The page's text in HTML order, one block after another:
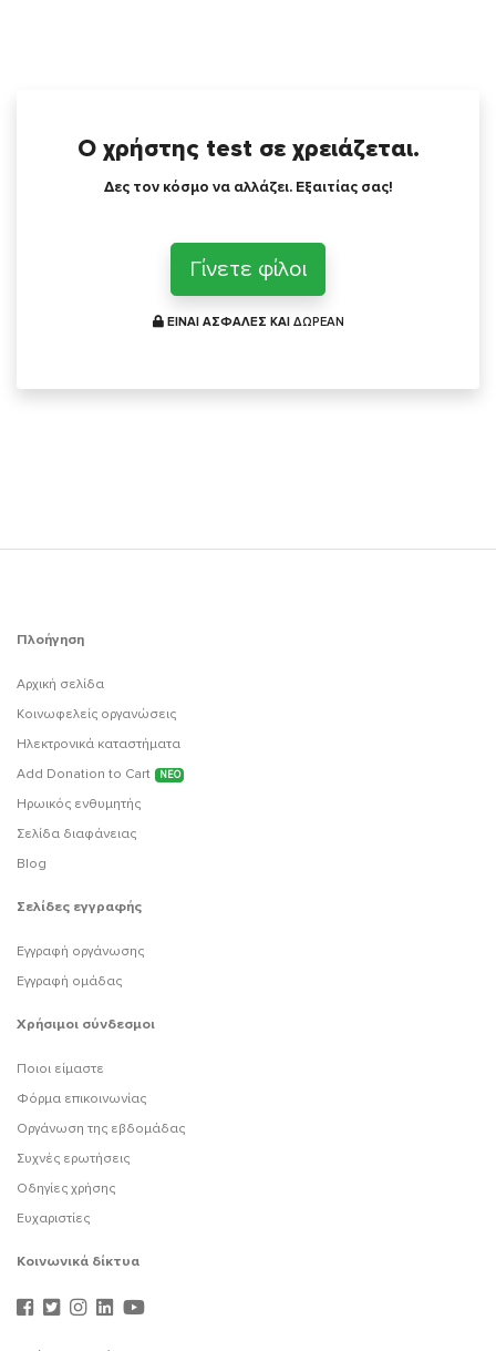
Ο χρήστης test σε χρειάζεται.
Δες τον κόσμο να αλλάζει. Εξαιτίας σας!
Γίνετε φίλοι
ΕΙΝΑΙ ΑΣΦΑΛΕΣ ΚΑΙ ΔΩΡΕΑΝ
Πλοήγηση
Αρχική σελίδα
Κοινωφελείς οργανώσεις
Ηλεκτρονικά καταστήματα
Add Donation to Cart
ΝΕΟ
Ηρωικός ενθυμητής
Σελίδα διαφάνειας
Blog
Σελίδες εγγραφής
Εγγραφή οργάνωσης
Εγγραφή ομάδας
Χρήσιμοι σύνδεσμοι
Ποιοι είμαστε
Φόρμα επικοινωνίας
Οργάνωση της εβδομάδας
Συχνές ερωτήσεις
Οδηγίες χρήσης
Ευχαριστίες
Κοινωνικά δίκτυα